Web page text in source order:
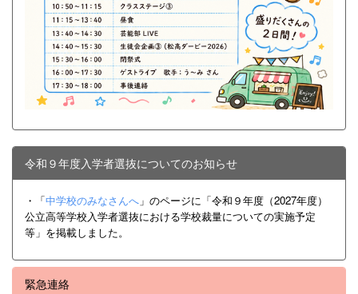
令和９年度入学者選抜についてのお知らせ
・「中学校のみなさんへ 」のページに「令和９年度（2027年度）
公立高等学校入学者選抜における学校裁量についての実施予定
等」を掲載しました。
緊急連絡